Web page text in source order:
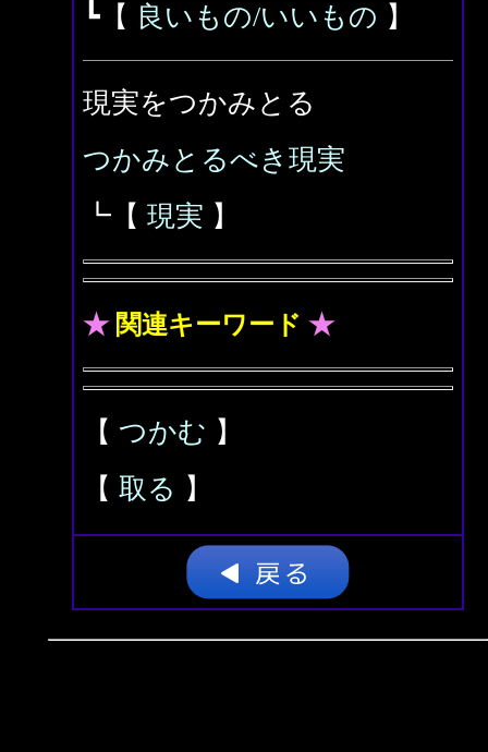
┗【 良いもの/いいもの 】
現実をつかみとる
つかみとるべき現実
┗【 現実 】
★ 関連キーワード ★
【 つかむ 】
【 取る 】